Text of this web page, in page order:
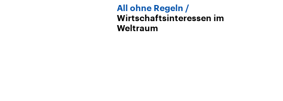
All ohne Regeln
Wirtschaftsinteressen im
Weltraum